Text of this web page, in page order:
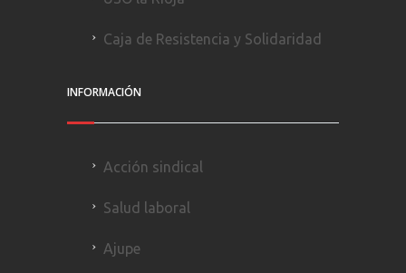
Caja de Resistencia y Solidaridad
INFORMACIÓN
Acción sindical
Salud laboral
Ajupe